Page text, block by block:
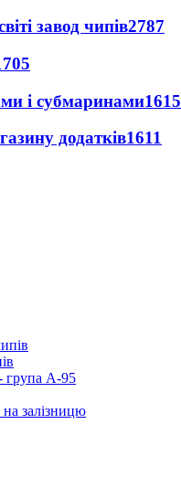
завод чипів2787
і субмаринами1615
додатків1611
група А-95
на залізницю